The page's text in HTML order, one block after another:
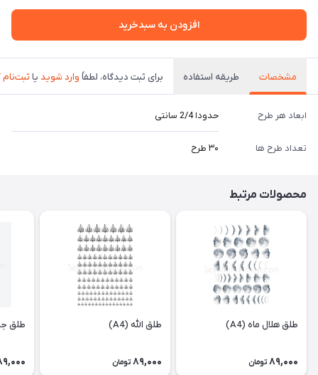
افزودن به سبدخرید
مشخصات طریقه استفاده برای ثبت دیدگاه، لطفاً وارد شوید یا ثبت‌نام
ابعاد هر طرح حدودا 2/4 سانتی
تعداد طرح ها ۳۰ طرح
محصولات مرتبط
طلق هلال ماه (A4)
89,000 تومان
طلق الله (A4)
89,000 تومان
طلق